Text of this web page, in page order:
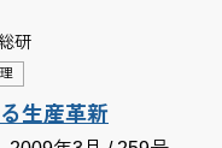
研
生産革新